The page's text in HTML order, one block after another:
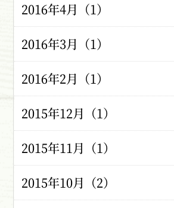
2016年4月（1）
2016年3月（1）
2016年2月（1）
2015年12月（1）
2015年11月（1）
2015年10月（2）